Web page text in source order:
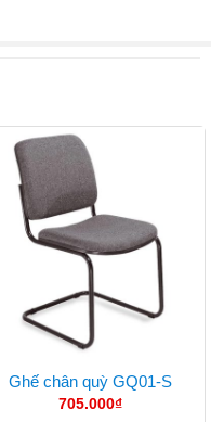
Ghế chân quỳ GQ01-S
705.000₫